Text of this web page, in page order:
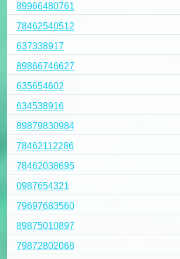
89966480761
78462540512
637338917
89866746627
635654602
634538916
89879830984
78462112286
78462038695
0987654321
79697683560
89875010897
79872802068